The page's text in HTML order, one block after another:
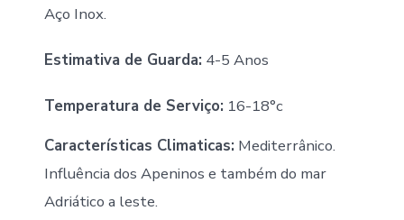
Aço Inox.
Estimativa de Guarda: 4-5 Anos
Temperatura de Serviço: 16-18°c
Características Climaticas: Mediterrânico.
Influência dos Apeninos e também do mar
Adriático a leste.